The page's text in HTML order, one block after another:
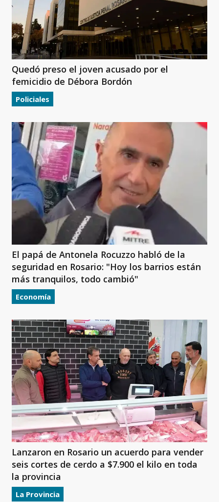
Quedó preso el joven acusado por el
femicidio de Débora Bordón
Policiales
El papá de Antonela Rocuzzo habló de la
seguridad en Rosario: "Hoy los barrios están
más tranquilos, todo cambió"
Economía
Lanzaron en Rosario un acuerdo para vender
seis cortes de cerdo a $7.900 el kilo en toda
la provincia
La Provincia